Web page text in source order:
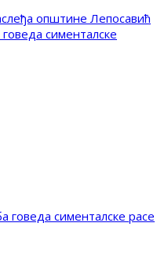
сименталске
говеда сименталске расе